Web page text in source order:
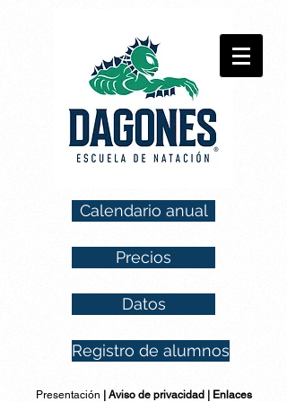
Registro de alumnos
Calendario anual
Precios
Datos
Presentación Aviso de privacidad Enlaces